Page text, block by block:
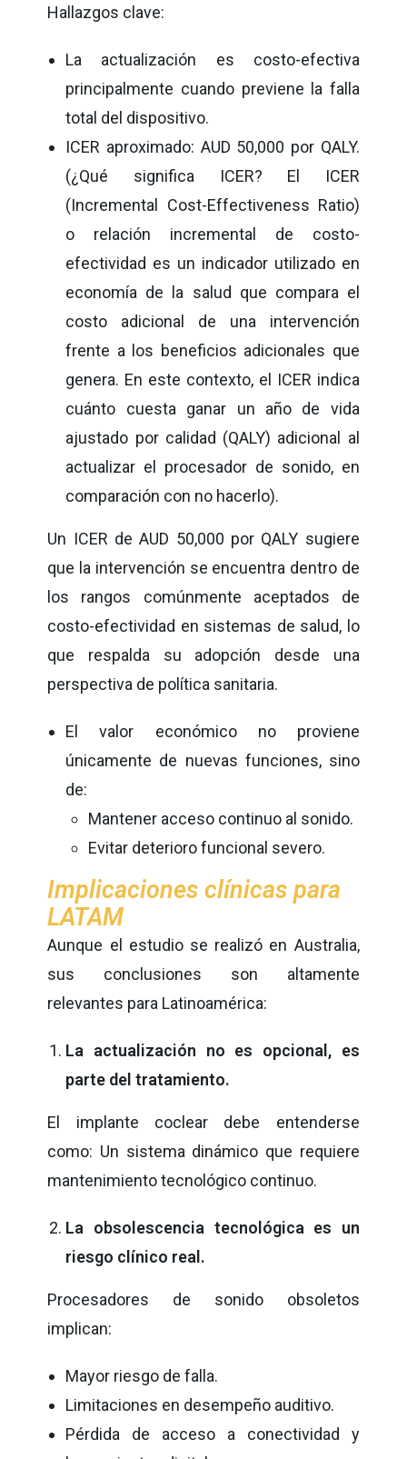
Hallazgos clave:
La actualización es costo-efectiva
principalmente cuando previene la falla
total del dispositivo.
ICER aproximado: AUD 50,000 por QALY.
(¿Qué significa ICER? El ICER
(Incremental Cost-Effectiveness Ratio)
o relación incremental de costo-
efectividad es un indicador utilizado en
economía de la salud que compara el
costo adicional de una intervención
frente a los beneficios adicionales que
genera. En este contexto, el ICER indica
cuánto cuesta ganar un año de vida
ajustado por calidad (QALY) adicional al
actualizar el procesador de sonido, en
comparación con no hacerlo).
Un ICER de AUD 50,000 por QALY sugiere
que la intervención se encuentra dentro de
los rangos comúnmente aceptados de
costo-efectividad en sistemas de salud, lo
que respalda su adopción desde una
perspectiva de política sanitaria.
El valor económico no proviene
únicamente de nuevas funciones, sino
de:
Mantener acceso continuo al sonido.
Evitar deterioro funcional severo.
Implicaciones clínicas para
LATAM
Aunque el estudio se realizó en Australia,
sus conclusiones son altamente
relevantes para Latinoamérica:
La actualización no es opcional, es
parte del tratamiento.
El implante coclear debe entenderse
como: Un sistema dinámico que requiere
mantenimiento tecnológico continuo.
La obsolescencia tecnológica es un
riesgo clínico real.
Procesadores de sonido obsoletos
implican:
Mayor riesgo de falla.
Limitaciones en desempeño auditivo.
Pérdida de acceso a conectividad y